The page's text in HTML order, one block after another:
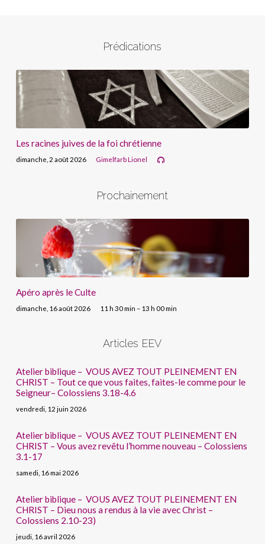
Prédications
Les racines juives de la foi chrétienne
dimanche, 2 août 2026 Gimelfarb Lionel
Prochainement
Apéro après le Culte
dimanche, 16 août 2026 11 h 30 min – 13 h 00 min
Articles EEV
Atelier biblique – VOUS AVEZ TOUT PLEINEMENT EN
CHRIST – Tout ce que vous faites, faites-le comme pour le
Seigneur– Colossiens 3.18-4.6
vendredi, 12 juin 2026
Atelier biblique – VOUS AVEZ TOUT PLEINEMENT EN
CHRIST – Vous avez revêtu l’homme nouveau – Colossiens
3.1-17
samedi, 16 mai 2026
Atelier biblique – VOUS AVEZ TOUT PLEINEMENT EN
CHRIST – Dieu nous a rendus à la vie avec Christ –
Colossiens 2.10-23)
jeudi, 16 avril 2026